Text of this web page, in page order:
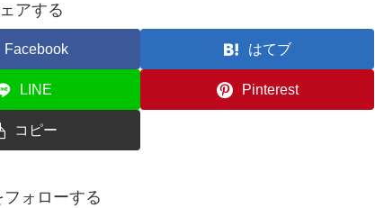
アする
Facebook はてブ
LINE Pinterest
コピー
ォローする